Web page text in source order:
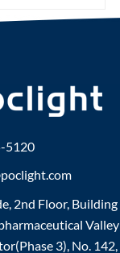
5120
2nd Floor, Building
Valley
3), No. 142,